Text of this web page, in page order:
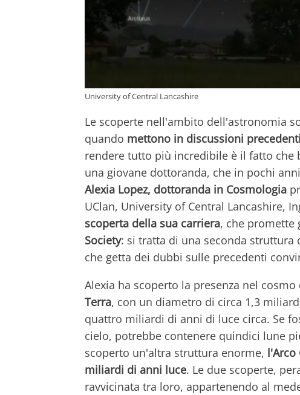
University of Central Lancashire
Le scoperte nell'ambito dell'astronomia
quando mettono in discussioni
rendere tutto più incredibile è il fatto che
una giovane dottoranda, che in pochi
Alexia Lopez, dottoranda in Cosmologia
UClan, University of Central Lancashire,
scoperta della sua carriera, che promette
Society: si tratta di una seconda
che getta dei dubbi sulle precedenti
Alexia ha scoperto la presenza nel cosmo
Terra, con un diametro di circa 1,3
quattro miliardi di anni di luce circa. Se
cielo, potrebbe contenere quindici lune
scoperto un'altra struttura enorme, l'Arco
miliardi di anni luce. Le due scoperte,
ravvicinata tra loro, appartenendo al